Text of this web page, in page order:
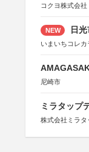
コクヨ株式会社
NEW 日
いまいちコレカ
尼崎市
ミラタップ
株式会社ミラタ